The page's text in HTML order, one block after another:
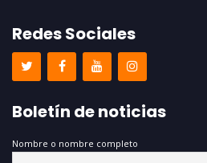
Redes Sociales
Boletín de noticias
Nombre o nombre completo